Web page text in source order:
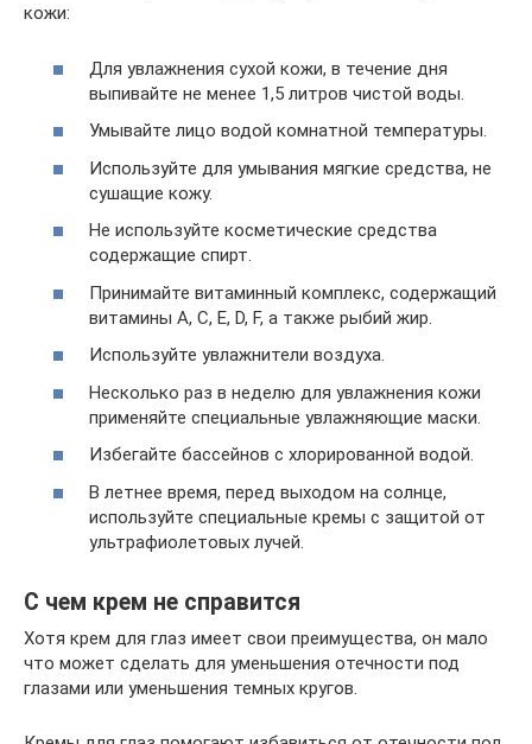
кожи:
Для увлажнения сухой кожи, в течение дня
выпивайте не менее 1,5 литров чистой воды.
Умывайте лицо водой комнатной температуры.
Используйте для умывания мягкие средства, не
сушащие кожу.
Не используйте косметические средства
содержащие спирт.
Принимайте витаминный комплекс, содержащий
витамины A, C, E, D, F, а также рыбий жир.
Используйте увлажнители воздуха.
Несколько раз в неделю для увлажнения кожи
применяйте специальные увлажняющие маски.
Избегайте бассейнов с хлорированной водой.
В летнее время, перед выходом на солнце,
используйте специальные кремы с защитой от
ультрафиолетовых лучей.
С чем крем не справится
Хотя крем для глаз имеет свои преимущества, он мало
что может сделать для уменьшения отечности под
глазами или уменьшения темных кругов.